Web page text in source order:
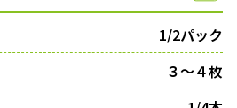
1/2パック
３〜４枚